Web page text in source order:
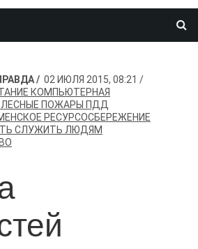
02 ИЮЛЯ 2015, 08:21
КОМПЬЮТЕРНАЯ
ЛЕСНЫЕ ПОЖАРЫ ПДД
РЕСУРСОСБЕРЕЖЕНИЕ
СЛУЖИТЬ ЛЮДЯМ